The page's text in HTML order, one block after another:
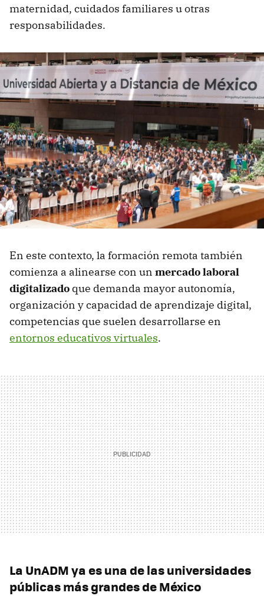
maternidad, cuidados familiares u otras
responsabilidades.
En este contexto, la formación remota también
comienza a alinearse con un mercado laboral
digitalizado que demanda mayor autonomía,
organización y capacidad de aprendizaje digital,
competencias que suelen desarrollarse en
entornos educativos virtuales.
La UnADM ya es una de las universidades
públicas más grandes de México